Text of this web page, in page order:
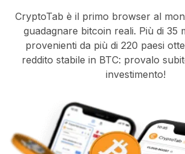
CryptoTab è il primo browser al
guadagnare bitcoin reali. Più di 35
provenienti da più di 220 paesi
reddito stabile in BTC: provalo
investimento!